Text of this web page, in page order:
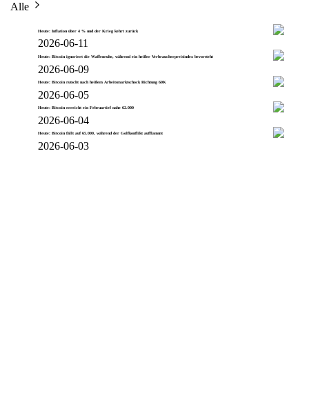
Alle
Heute: Inflation über 4 % und der Krieg kehrt zurück
2026-06-11
Heute: Bitcoin ignoriert die Waffenruhe, während ein heißer Verbraucherpreisindex bevorsteht
2026-06-09
Heute: Bitcoin rutscht nach heißem Arbeitsmarktschock Richtung 60K
2026-06-05
Heute: Bitcoin erreicht ein Februartief nahe 62.000
2026-06-04
Heute: Bitcoin fällt auf 65.000, während der Golfkonflikt aufflammt
2026-06-03